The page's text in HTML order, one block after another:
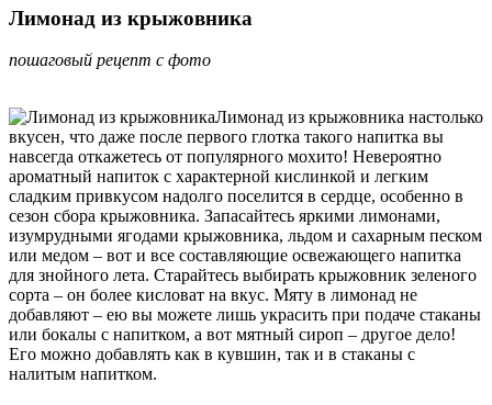
Лимонад из крыжовника
пошаговый рецепт с фото
Лимонад из крыжовника настолько
вкусен, что даже после первого глотка такого напитка вы
навсегда откажетесь от популярного мохито! Невероятно
ароматный напиток с характерной кислинкой и легким
сладким привкусом надолго поселится в сердце, особенно в
сезон сбора крыжовника. Запасайтесь яркими лимонами,
изумрудными ягодами крыжовника, льдом и сахарным песком
или медом – вот и все составляющие освежающего напитка
для знойного лета. Старайтесь выбирать крыжовник зеленого
сорта – он более кисловат на вкус. Мяту в лимонад не
добавляют – ею вы можете лишь украсить при подаче стаканы
или бокалы с напитком, а вот мятный сироп – другое дело!
Его можно добавлять как в кувшин, так и в стаканы с
налитым напитком.